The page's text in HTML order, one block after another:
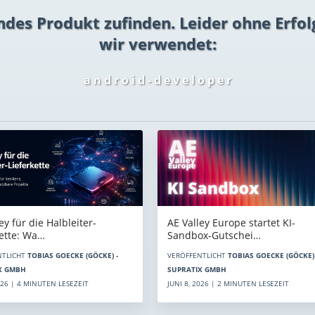
Produkt zufinden. Leider ohne
wir verwendet:
a n d r o i d - d e v e l o p e r
für die Halbleiter-
Wa…
TOBIAS GOECKE (GÖCKE) -
GMBH
| 4 MINUTEN LESEZEIT
AE Valley Europe startet KI-
Sandbox-Gutschei…
VERÖFFENTLICHT TOBIAS GOECKE
SUPRATIX GMBH
JUNI 8, 2026 | 2 MINUTEN LESEZEIT